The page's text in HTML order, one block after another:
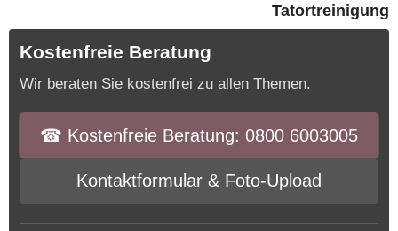
Tatortreinigung
Kostenfreie Beratung
Wir beraten Sie kostenfrei zu allen Themen.
☎︎ Kostenfreie Beratung: 0800 6003005
Kontaktformular & Foto-Upload